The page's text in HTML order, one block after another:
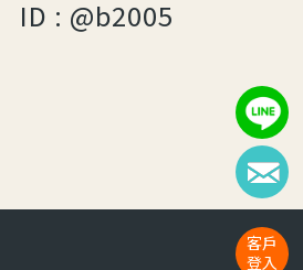
客戶
登入
ID : @b2005